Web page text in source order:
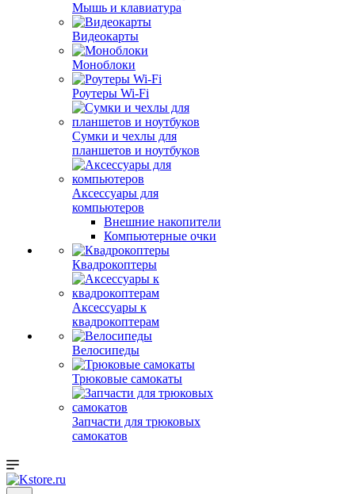
Мышь и клавиатура
Видеокарты
Моноблоки
Роутеры Wi-Fi
Сумки и чехлы для
планшетов и ноутбуков
Аксессуары для
компьютеров
Внешние накопители
Компьютерные очки
Квадрокоптеры
Аксессуары к
квадрокоптерам
Велосипеды
Трюковые самокаты
Запчасти для трюковых
самокатов